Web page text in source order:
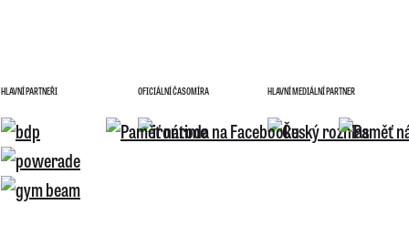
HLAVNÍ PARTNEŘI OFICIÁLNÍ ČASOMÍRA HLAVNÍ MEDIÁLNÍ PARTNER